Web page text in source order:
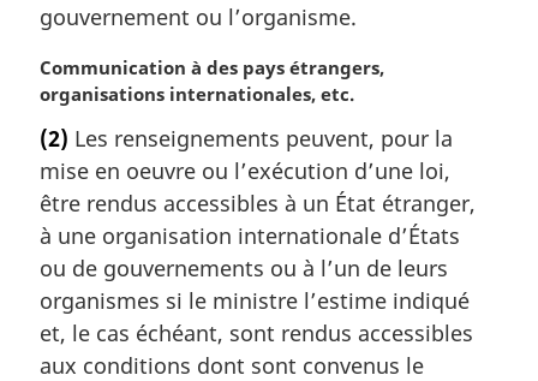
gouvernement ou l’organisme.
N
o
e
m
a
r
i
n
a
l
Communication à des pays étrangers,
organisations internationales, etc.
(2) Les renseignements peuvent, pour la
mise en oeuvre ou l’exécution d’une loi,
être rendus accessibles à un État étranger,
à une organisation internationale d’États
ou de gouvernements ou à l’un de leurs
organismes si le ministre l’estime indiqué
et, le cas échéant, sont rendus accessibles
aux conditions dont sont convenus le